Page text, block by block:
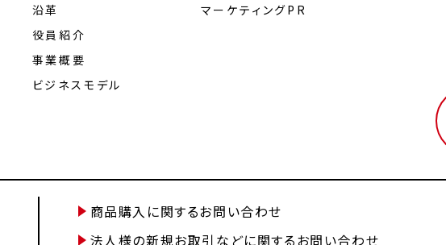
沿革
役員紹介
事業概要
ビジネスモデル
マーケティングPR
商品購入に関するお問い合わせ
法人様の新規お取引などに関するお問い合わせ